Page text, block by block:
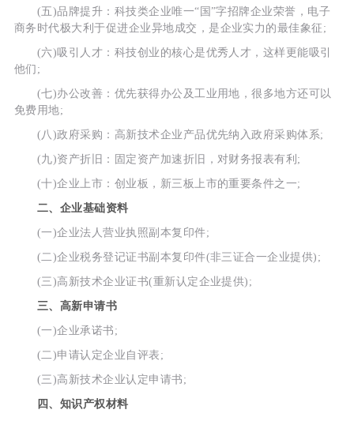
(五)品牌提升：科技类企业唯一“国”字招牌企业荣誉，电子
商务时代极大利于促进企业异地成交，是企业实力的最佳象征;
(六)吸引人才：科技创业的核心是优秀人才，这样更能吸引
他们;
(七)办公改善：优先获得办公及工业用地，很多地方还可以
免费用地;
(八)政府采购：高新技术企业产品优先纳入政府采购体系;
(九)资产折旧：固定资产加速折旧，对财务报表有利;
(十)企业上市：创业板，新三板上市的重要条件之一;
二、企业基础资料
(一)企业法人营业执照副本复印件;
(二)企业税务登记证书副本复印件(非三证合一企业提供);
(三)高新技术企业证书(重新认定企业提供);
三、高新申请书
(一)企业承诺书;
(二)申请认定企业自评表;
(三)高新技术企业认定申请书;
四、知识产权材料